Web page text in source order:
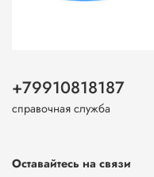
+79910818187
справочная служба
Оставайтесь на связи